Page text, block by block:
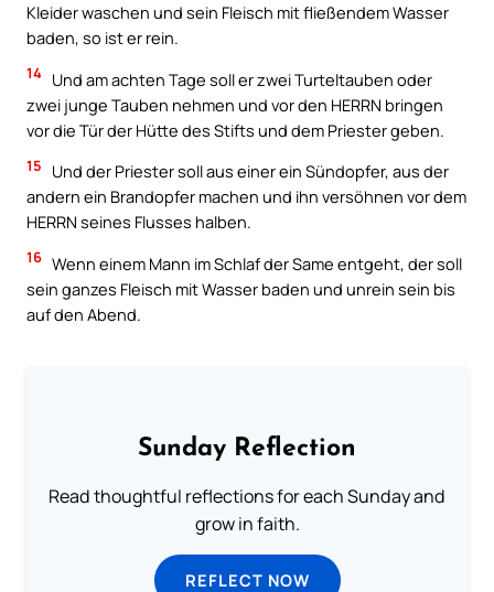
Kleider waschen und sein Fleisch mit fließendem Wasser
baden, so ist er rein.
14 Und am achten Tage soll er zwei Turteltauben oder
zwei junge Tauben nehmen und vor den HERRN bringen
vor die Tür der Hütte des Stifts und dem Priester geben.
15
Und der Priester soll aus einer ein Sündopfer, aus der
andern ein Brandopfer machen und ihn versöhnen vor dem
HERRN seines Flusses halben.
16 Wenn einem Mann im Schlaf der Same entgeht, der soll
sein ganzes Fleisch mit Wasser baden und unrein sein bis
auf den Abend.
Sunday Reflection
Read thoughtful reflections for each Sunday and
grow in faith.
REFLECT NOW